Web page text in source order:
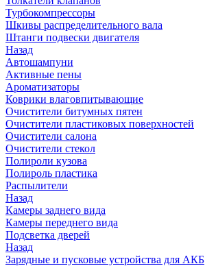
Турбокомпрессоры
Шкивы распределительного вала
Штанги подвески двигателя
Назад
Автошампуни
Активные пены
Ароматизаторы
Коврики влаговпитывающие
Очистители битумных пятен
Очистители пластиковых поверхностей
Очистители салона
Очистители стекол
Полироли кузова
Полироль пластика
Распылители
Назад
Камеры заднего вида
Камеры переднего вида
Подсветка дверей
Назад
Зарядные и пусковые устройства для АКБ